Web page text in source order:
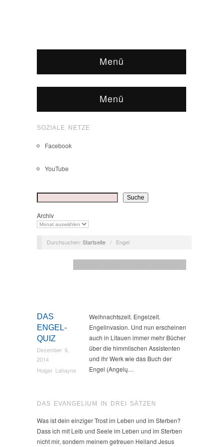
Menü
Menü
SOZIALE NETZE
Facebook
YouTube
Suchen Suche
Archiv
Durchsuchen: Startseite / Engel
DAS
ENGEL-
QUIZ
Dezember 6,
2014
Holger Lahayne
Weihnachtszeit. Engelzeit.
Engelinvasion. Und nun erscheinen
auch in Litauen immer mehr Bücher
über die himmlischen Assistenten
und ihr Werk wie das Buch der
Engel (Angelų…
DAS EVANGELIUM IN DREI SÄTZEN
Was ist dein einziger Trost im Leben und im Sterben?
Dass ich mit Leib und Seele im Leben und im Sterben
nicht mir, sondern meinem getreuen Heiland Jesus